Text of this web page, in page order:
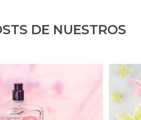
DE NUESTROS